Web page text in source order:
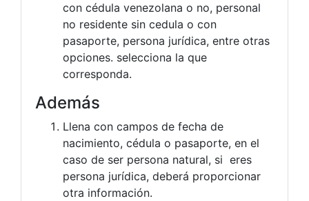
con cédula venezolana o no, personal
no residente sin cedula o con
pasaporte, persona jurídica, entre otras
opciones. selecciona la que
corresponda.
Además
Llena con campos de fecha de
nacimiento, cédula o pasaporte, en el
caso de ser persona natural, si eres
persona jurídica, deberá proporcionar
otra información.